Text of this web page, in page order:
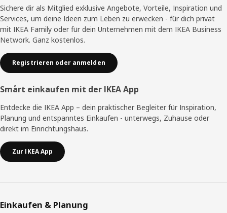
Sichere dir als Mitglied exklusive Angebote, Vorteile, Inspiration und
Services, um deine Ideen zum Leben zu erwecken - für dich privat
mit IKEA Family oder für dein Unternehmen mit dem IKEA Business
Network. Ganz kostenlos.
Registrieren oder anmelden
Smårt einkaufen mit der IKEA App
Entdecke die IKEA App – dein praktischer Begleiter für Inspiration,
Planung und entspanntes Einkaufen - unterwegs, Zuhause oder
direkt im Einrichtungshaus.
Zur IKEA App
Einkaufen & Planung